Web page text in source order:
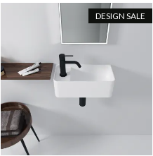
DESIGN SALE